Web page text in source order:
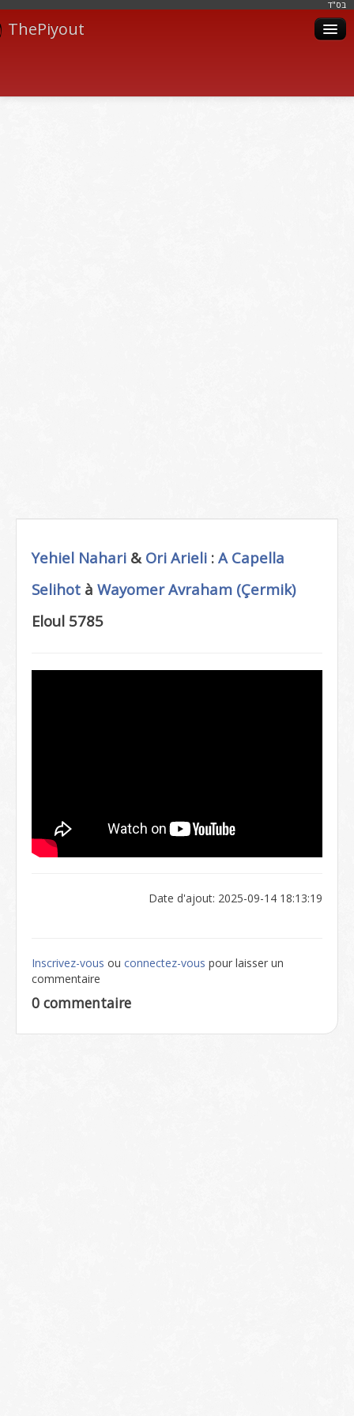
בּס"ד
ThePiyout
Yehiel Nahari & Ori Arieli : A Capella
Selihot à Wayomer Avraham (Çermik)
Eloul 5785
Date d'ajout: 2025-09-14 18:13:19
Inscrivez-vous ou connectez-vous pour laisser un
commentaire
0 commentaire